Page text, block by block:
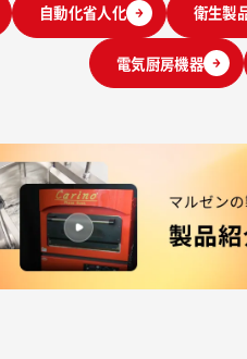
自動化省人化 衛生製
電気厨房機器